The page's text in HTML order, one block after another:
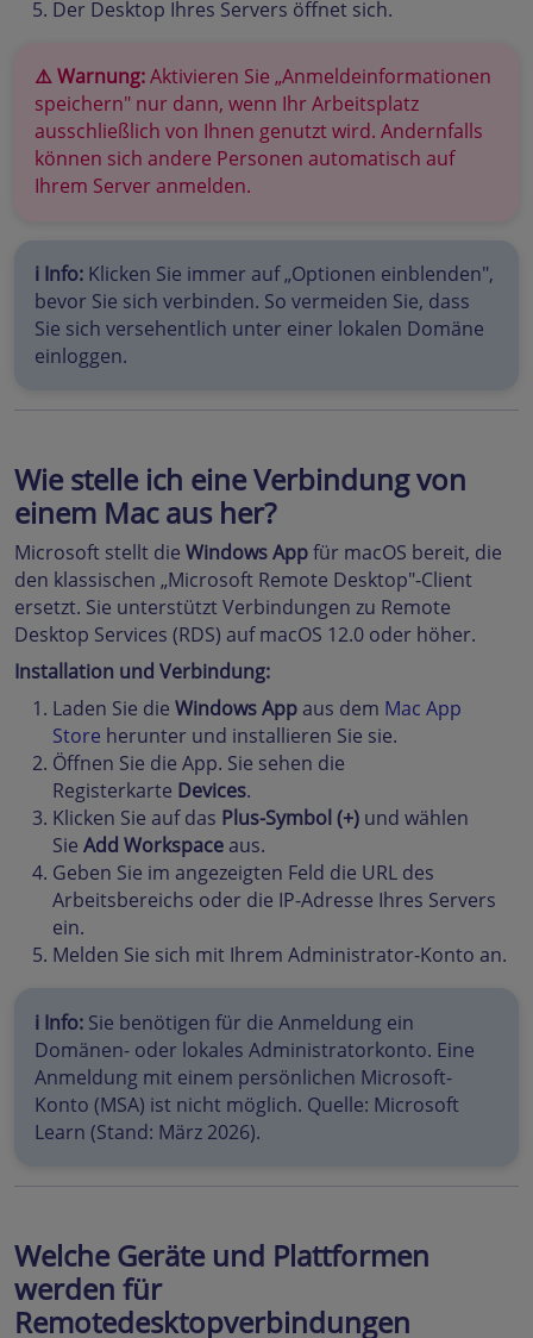
Der Desktop Ihres Servers öffnet sich.
⚠️ Warnung:Aktivieren Sie „Anmeldeinformationen
speichern" nur dann, wenn Ihr Arbeitsplatz
ausschließlich von Ihnen genutzt wird. Andernfalls
können sich andere Personen automatisch auf
Ihrem Server anmelden.
ℹ️ Info: Klicken Sie immer auf „Optionen einblenden",
bevor Sie sich verbinden. So vermeiden Sie, dass
Sie sich versehentlich unter einer lokalen Domäne
einloggen.
Wie stelle ich eine Verbindung von
einem Mac aus her?
Microsoft stellt die Windows Appfür macOS bereit, die
den klassischen „Microsoft Remote Desktop"-Client
ersetzt. Sie unterstützt Verbindungen zu Remote
Desktop Services (RDS) auf macOS 12.0 oder höher.
Installation und Verbindung:
Laden Sie die Windows App aus dem Mac App
Store herunter und installieren Sie sie.
Öffnen Sie die App. Sie sehen die
Registerkarte Devices.
Klicken Sie auf das Plus-Symbol (+) und wählen
Sie Add Workspace aus.
Geben Sie im angezeigten Feld die URL des
Arbeitsbereichs oder die IP-Adresse Ihres Servers
ein.
Melden Sie sich mit Ihrem Administrator-Konto an.
ℹ️ Info: Sie benötigen für die Anmeldung ein
Domänen- oder lokales Administratorkonto. Eine
Anmeldung mit einem persönlichen Microsoft-
Konto (MSA) ist nicht möglich. Quelle: Microsoft
Learn (Stand: März 2026).
Welche Geräte und Plattformen
werden für
Remotedesktopverbindungen